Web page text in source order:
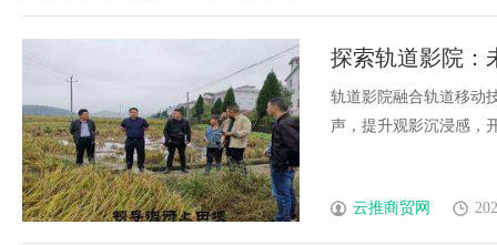
探索轨道影院：
轨道影院融合轨道移动
声，提升观影沉浸感，
云推商贸网